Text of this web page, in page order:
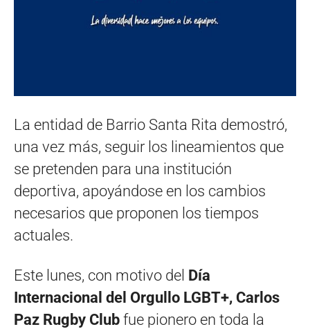
La entidad de Barrio Santa Rita demostró,
una vez más, seguir los lineamientos que
se pretenden para una institución
deportiva, apoyándose en los cambios
necesarios que proponen los tiempos
actuales.
Este lunes, con motivo del Día
Internacional del Orgullo LGBT+, Carlos
Paz Rugby Club fue pionero en toda la